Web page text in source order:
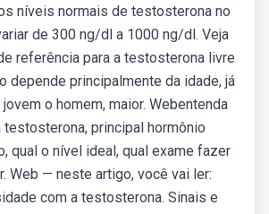
níveis normais de testosterona no
de 300 ng/dl a 1000 ng/dl. Veja
referência para a testosterona livre
depende principalmente da idade, já
o homem, maior. Webentenda
testosterona, principal hormônio
qual o nível ideal, qual exame fazer
Web — neste artigo, você vai ler:
com a testosterona. Sinais e